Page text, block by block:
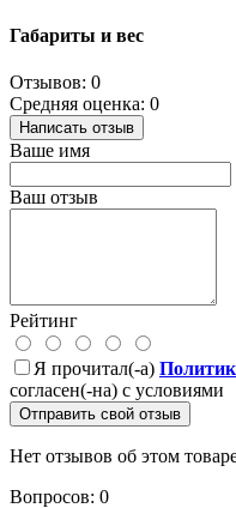
Габариты и вес
Отзывов: 0
Средняя оценка: 0
Написать отзыв
Ваше имя
Ваш отзыв
Рейтинг
Я прочитал(-а)
согласен(-на) с условиями
Отправить свой отзыв
Нет отзывов об этом
Вопросов: 0